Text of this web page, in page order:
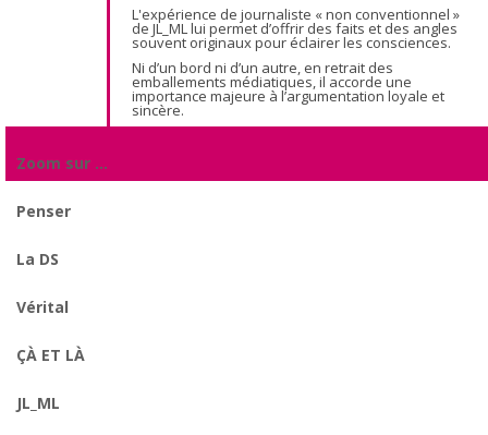
L'expérience de journaliste « non conventionnel »
de JL_ML lui permet d’offrir des faits et des angles
souvent originaux pour éclairer les consciences.
Ni d’un bord ni d’un autre, en retrait des
emballements médiatiques, il accorde une
importance majeure à l’argumentation loyale et
sincère.
Zoom sur …
Penser
La DS
Vérital
ÇÀ ET LÀ
JL_ML